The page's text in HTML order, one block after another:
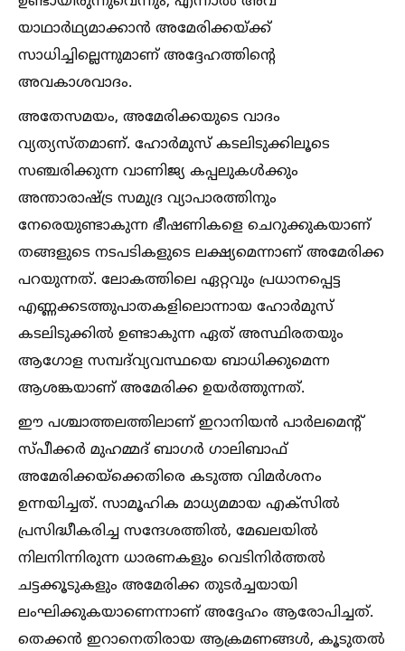
യാഥാർഥ്യമാക്കാൻ അമേരിക്കയ്ക്ക്
സാധിച്ചില്ലെന്നുമാണ് അദ്ദേഹത്തിന്റെ
അവകാശവാദം.
അതേസമയം, അമേരിക്കയുടെ വാദം
വ്യത്യസ്തമാണ്. ഹോർമുസ് കടലിടുക്കിലൂടെ
സഞ്ചരിക്കുന്ന വാണിജ്യ കപ്പലുകള്‍ക്കും
അന്താരാഷ്ട്ര സമുദ്ര വ്യാപാരത്തിനും
നേരെയുണ്ടാകുന്ന ഭീഷണികളെ ചെറുക്കുകയാണ്
തങ്ങളുടെ നടപടികളുടെ ലക്ഷ്യമെന്നാണ് അമേരിക്ക
പറയുന്നത്. ലോകത്തിലെ ഏറ്റവും പ്രധാനപ്പെട്ട
എണ്ണക്കടത്തുപാതകളിലൊന്നായ ഹോർമുസ്
കടലിടുക്കില്‍ ഉണ്ടാകുന്ന ഏത് അസ്ഥിരതയും
ആഗോള സമ്പദ്‌വ്യവസ്ഥയെ ബാധിക്കുമെന്ന
ആശങ്കയാണ് അമേരിക്ക ഉയർത്തുന്നത്.
ഈ പശ്ചാത്തലത്തിലാണ് ഇറാനിയൻ പാർലമെന്റ്
സ്പീക്കർ മുഹമ്മദ് ബാഗർ ഗാലിബാഫ്
അമേരിക്കയ്ക്കെതിരെ കടുത്ത വിമർശനം
ഉന്നയിച്ചത്. സാമൂഹിക മാധ്യമമായ എക്‌സില്‍
പ്രസിദ്ധീകരിച്ച സന്ദേശത്തില്‍, മേഖലയില്‍
നിലനിന്നിരുന്ന ധാരണകളും വെടിനിർത്തല്‍
ചട്ടക്കൂടുകളും അമേരിക്ക തുടർച്ചയായി
ലംഘിക്കുകയാണെന്നാണ് അദ്ദേഹം ആരോപിച്ചത്.
തെക്കൻ ഇറാനെതിരായ ആക്രമണങ്ങള്‍, കൂടുതല്‍